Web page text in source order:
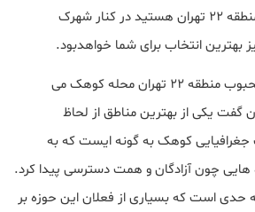
دنبال سرمایه گذاری در منطقه ۲۲ تهران هستید در کنار شهرک
بهترین انتخاب برای شما خواهدبود.
یکی دیگر از محله های محبوب منطقه ۲۲ تهران محله کوهک می
گفت یکی از بهترین مناطق از لحاظ
کوهک به گونه ایست که به
هایی چون آزادگان و همت دسترسی پیدا کرد.
است که بسیاری از فعلان این حوزه بر